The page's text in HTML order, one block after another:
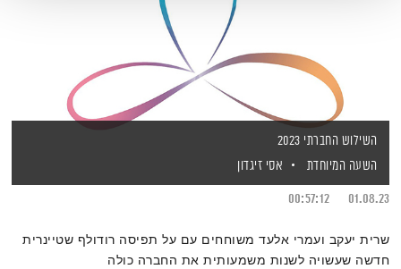
השילוש החברתי 2023
השעה המיוחדת
אסי זיגדון
01.08.23
00:57:12
שרית יעקב ועמרי אלעד משוחחים עם על תפיסה רודולף שטיינרית
חדשה שעשויה לשנות משמעותית את החברה כולה